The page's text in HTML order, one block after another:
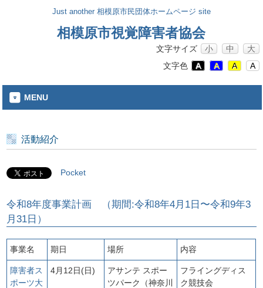
Just another 相模原市民団体ホームページ site
相模原市視覚障害者協会
文字サイズ 小 中
大
文字色
A A A A
MENU
活動紹介
Pocket
令和8年度事業計画 （期間:令和8年4月1日〜令和9年3
月31日）
事業名 期日 場所 内容
障害者ス
ポーツ大
4月12日(日)
アサンテ スポー
ツパーク（神奈川
フライングディス
ク競技会